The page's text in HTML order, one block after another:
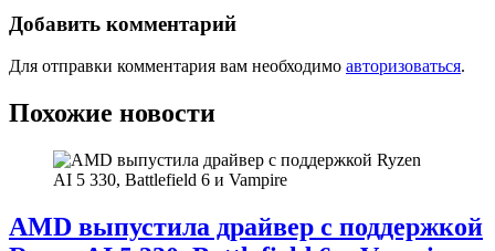
Добавить комментарий
Для отправки комментария вам необходимо авторизоваться.
Похожие новости
AMD выпустила драйвер с поддержкой